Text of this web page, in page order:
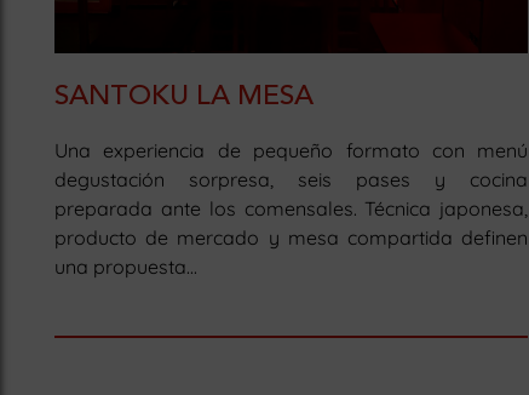
SANTOKU LA MESA
Una experiencia de pequeño formato con menú
degustación sorpresa, seis pases y cocina
preparada ante los comensales. Técnica japonesa,
producto de mercado y mesa compartida definen
una propuesta...